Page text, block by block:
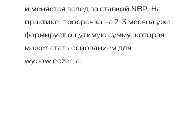
и меняется вслед за ставкой NBP. На
практике: просрочка на 2–3 месяца уже
формирует ощутимую сумму, которая
может стать основанием для
wypowiedzenia.